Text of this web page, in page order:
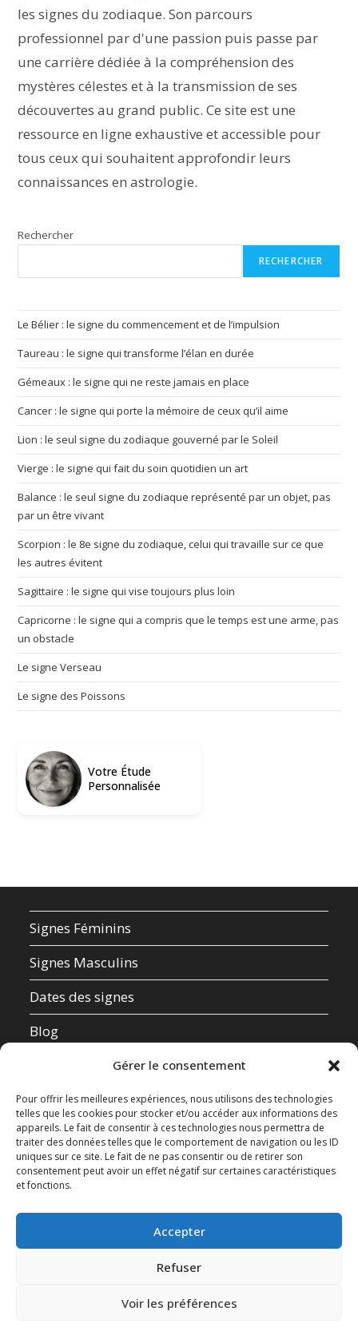
Gérer le consentement
Pour offrir les meilleures expériences, nous utilisons des technologies
telles que les cookies pour stocker et/ou accéder aux informations des
appareils. Le fait de consentir à ces technologies nous permettra de
traiter des données telles que le comportement de navigation ou les ID
uniques sur ce site. Le fait de ne pas consentir ou de retirer son
consentement peut avoir un effet négatif sur certaines caractéristiques
et fonctions.
Accepter
Refuser
Voir les préférences
les signes du zodiaque. Son parcours
professionnel par d'une passion puis passe par
une carrière dédiée à la compréhension des
mystères célestes et à la transmission de ses
découvertes au grand public. Ce site est une
ressource en ligne exhaustive et accessible pour
tous ceux qui souhaitent approfondir leurs
connaissances en astrologie.
Rechercher
RECHERCHER
Le Bélier : le signe du commencement et de l’impulsion
Taureau : le signe qui transforme l’élan en durée
Gémeaux : le signe qui ne reste jamais en place
Cancer : le signe qui porte la mémoire de ceux qu’il aime
Lion : le seul signe du zodiaque gouverné par le Soleil
Vierge : le signe qui fait du soin quotidien un art
Balance : le seul signe du zodiaque représenté par un objet, pas
par un être vivant
Scorpion : le 8e signe du zodiaque, celui qui travaille sur ce que
les autres évitent
Sagittaire : le signe qui vise toujours plus loin
Capricorne : le signe qui a compris que le temps est une arme, pas
un obstacle
Le signe Verseau
Le signe des Poissons
Votre Étude
Personnalisée
Signes Féminins
Signes Masculins
Dates des signes
Blog
Mentions Légales
Données Personnelles
Contact